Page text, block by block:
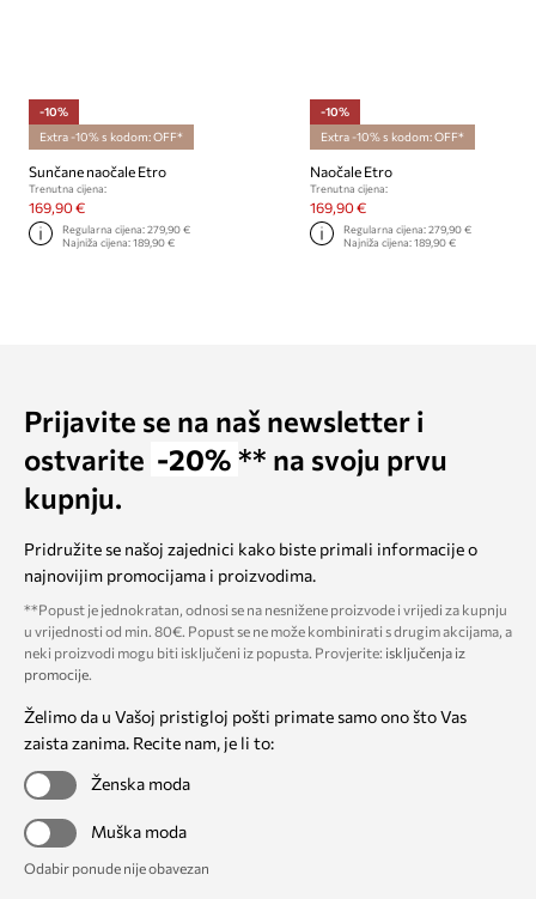
-10%
Extra -10% s kodom: OFF*
Sunčane naočale Etro
Trenutna cijena:
169,90 €
Regularna cijena:279,90 €
Najniža cijena:189,90 €
-10%
Extra -10% s kodom: OFF*
Naočale Etro
Trenutna cijena:
169,90 €
Regularna cijena: 279,90 €
Najniža cijena: 189,90 €
Prijavite se na naš newsletter i
ostvarite -20% ** na svoju prvu
kupnju.
Pridružite se našoj zajednici kako biste primali informacije o
najnovijim promocijama i proizvodima.
**Popust je jednokratan, odnosi se na nesnižene proizvode i vrijedi za kupnju
u vrijednosti od min. 80€. Popust se ne može kombinirati s drugim akcijama, a
neki proizvodi mogu biti isključeni iz popusta. Provjerite: isključenja iz
promocije.
Želimo da u Vašoj pristigloj pošti primate samo ono što Vas
zaista zanima. Recite nam, je li to:
Ženska moda
Muška moda
Odabir ponude nije obavezan